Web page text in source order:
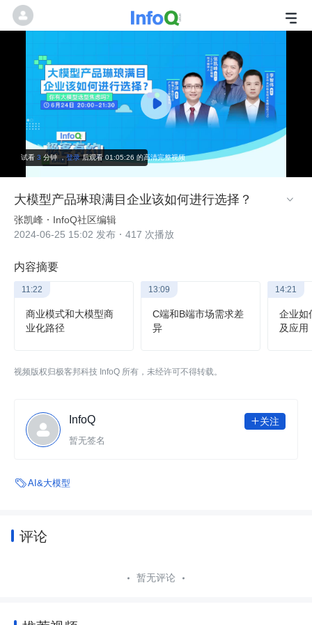
试看 3分钟，登录后观看 01:05:26 的高清完整视频
大模型产品琳琅满目企业该如何进行选择？

张凯峰
InfoQ社区编辑
2024-06-25 15:02 发布
417 次播放
内容摘要
11:22
商业模式和大模型商
业化路径
13:09
C端和B端市场需求差
异
14:21
企业如
及应用
视频版权归极客邦科技 InfoQ 所有，未经许可不得转载。
InfoQ 关注
暂无签名
AI&大模型
评论
暂无评论